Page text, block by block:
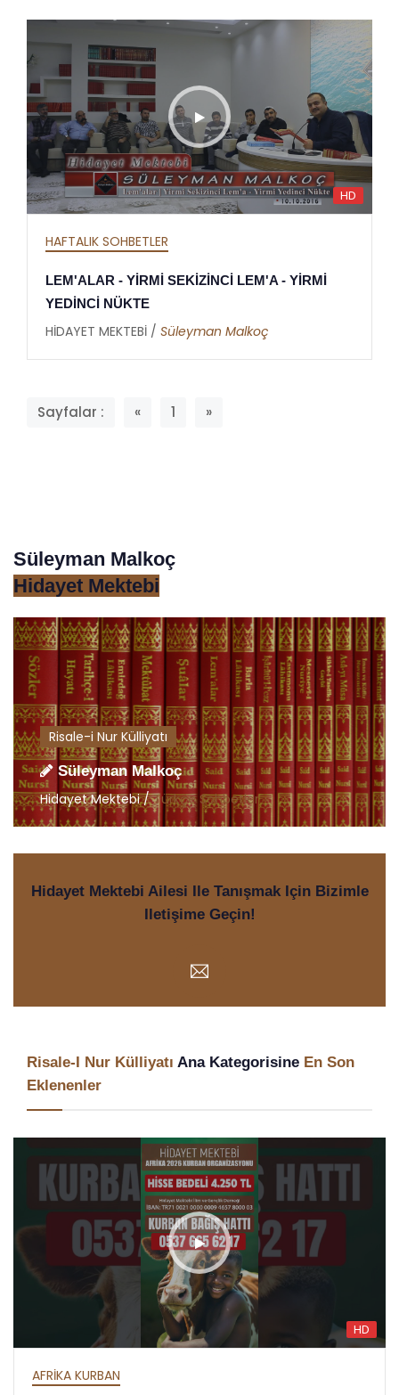
HD
HAFTALIK SOHBETLER
LEM'ALAR - YİRMİ SEKİZİNCİ LEM'A - YİRMİ
YEDİNCİ NÜKTE
HİDAYET MEKTEBİ / Süleyman Malkoç
Sayfalar : « 1 »
Süleyman Malkoç
Hidayet Mektebi
Risale-i Nur Külliyatı
Süleyman Malkoç
Hidayet Mektebi /Türkçe Sohbetler
Hidayet Mektebi Ailesi Ile Tanışmak Için Bizimle
Iletişime Geçin!
Risale-I Nur Külliyatı Ana Kategorisine En Son
Eklenenler